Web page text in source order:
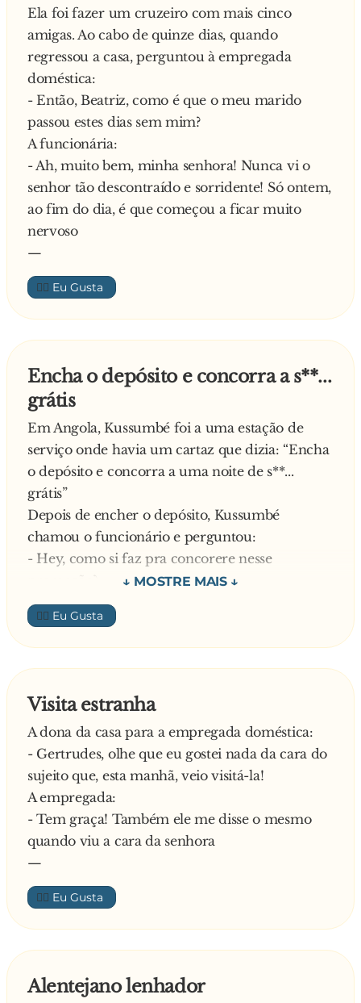
Ela foi fazer um cruzeiro com mais cinco
amigas. Ao cabo de quinze dias, quando
regressou a casa, perguntou à empregada
doméstica:
- Então, Beatriz, como é que o meu marido
passou estes dias sem mim?
A funcionária:
- Ah, muito bem, minha senhora! Nunca vi o
senhor tão descontraído e sorridente! Só ontem,
ao fim do dia, é que começou a ficar muito
nervoso
—
👍🏼
Encha o depósito e concorra a s**...
grátis
Em Angola, Kussumbé foi a uma estação de
serviço onde havia um cartaz que dizia: “Encha
o depósito e concorra a uma noite de s**...
grátis”
Depois de encher o depósito, Kussumbé
chamou o funcionário e perguntou:
- Hey, como si faz pra concorere nesse
Explica o funcionário:
- É fácil: basta dizer um número de 1 a 10. Se
for o mesmo número que estou pensar, o
senhor ganha.
E diz o empregado:
- Erraste, eu estava pensar no número 4…
Uns dias depois Kussumbé voltou à estação mais
o seu amigo João, encheram o depósito,
chamaram o mesmo funcionário e
perguntaram:
- Ainda estás no promoção?
Responde o funcionário:
- Sim, diga lá o número de 1 a 10. Se acertar o
número que estou pensar, ganha uma noite de
s**... grátis.
E Kussumbé disse:
O funcionário:
👍🏼
Visita estranha
A dona da casa para a empregada doméstica:
- Gertrudes, olhe que eu gostei nada da cara do
sujeito que, esta manhã, veio visitá-la!
A empregada:
- Tem graça! Também ele me disse o mesmo
quando viu a cara da senhora
—
👍🏼
Alentejano lenhador